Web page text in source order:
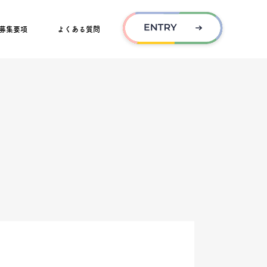
集要項 よくある質問